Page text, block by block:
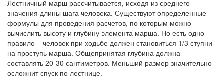
Лестничный марш рассчитывается, исходя из среднего
значения длины шага человека. Существуют определенные
формулы для проведения расчетов, по которым можно
вычислить высоту и глубину элемента марша. Но есть одно
правило – человек при ходьбе должен становиться 1/3 ступни
на проступь марша. Общепринятая глубина должна
составлять 20-30 сантиметров. Меньший размер значительно
осложнит спуск по лестнице.